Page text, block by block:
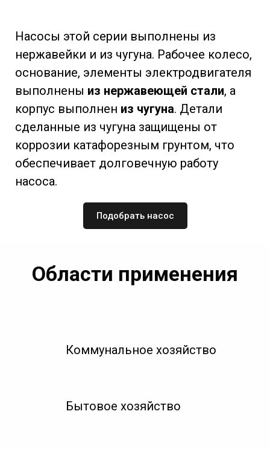
Насосы этой серии выполнены из
нержавейки и из чугуна. Рабочее колесо,
основание, элементы электродвигателя
выполнены из нержавеющей стали, а
корпус выполнен из чугуна. Детали
сделанные из чугуна защищены от
коррозии катафорезным грунтом, что
обеспечивает долговечную работу
насоса.
Подобрать насос
Области применения
Коммунальное хозяйство
Бытовое хозяйство